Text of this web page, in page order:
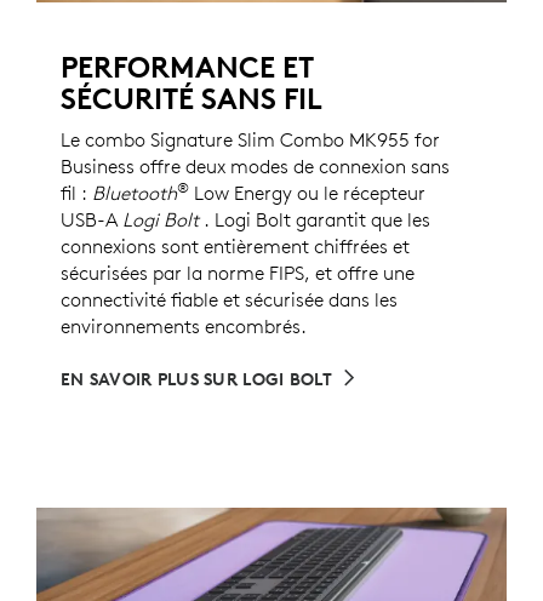
PERFORMANCE ET
SÉCURITÉ SANS FIL
Le combo Signature Slim Combo MK955 for
Business offre deux modes de connexion sans
fil : Bluetooth® Low Energy ou le récepteur
USB-A Logi Bolt. Logi Bolt garantit que les
connexions sont entièrement chiffrées et
sécurisées par la norme FIPS, et offre une
connectivité fiable et sécurisée dans les
environnements encombrés.
EN SAVOIR PLUS SUR LOGI BOLT